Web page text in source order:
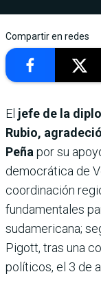
Compartir en redes
El jefe de la
Rubio,
Peña por su
democrática de
coordinación
fundamentales
sudamericana;
Pigott, tras una
políticos, el 3 de